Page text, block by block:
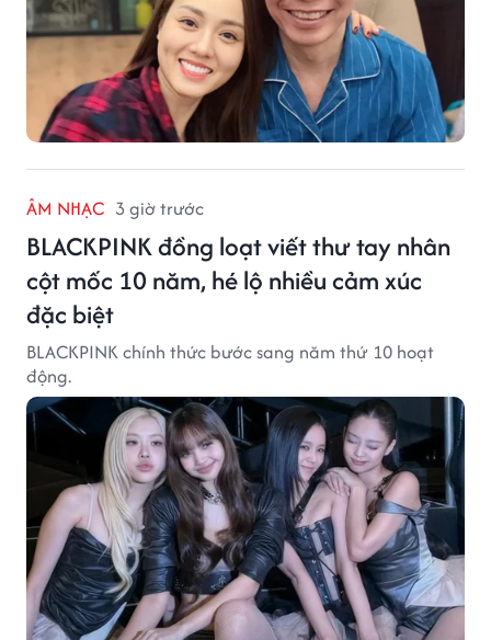
ÂM NHẠC 3 giờ trước
BLACKPINK đồng loạt viết thư tay nhân
cột mốc 10 năm, hé lộ nhiều cảm xúc
đặc biệt
BLACKPINK chính thức bước sang năm thứ 10 hoạt
động.